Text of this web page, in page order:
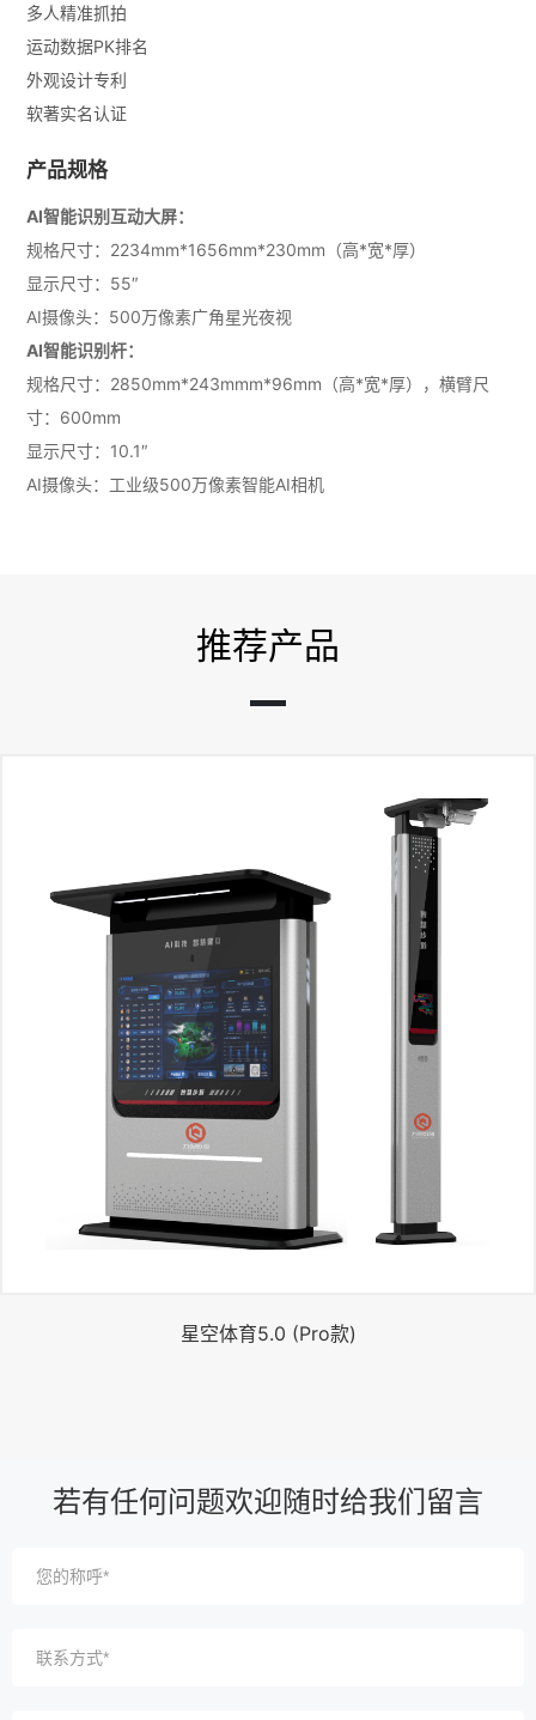
多人精准抓拍
运动数据PK排名
外观设计专利
软著实名认证
产品规格
AI智能识别互动大屏：
规格尺寸：2234mm*1656mm*230mm（高*宽*厚）
显示尺寸：55″
AI摄像头：500万像素广角星光夜视
AI智能识别杆：
规格尺寸：2850mm*243mmm*96mm（高*宽*厚），横臂尺
寸：600mm
显示尺寸：10.1″
AI摄像头：工业级500万像素智能AI相机
推荐产品
星空体育5.0 (Pro款)
若有任何问题欢迎随时给我们留言